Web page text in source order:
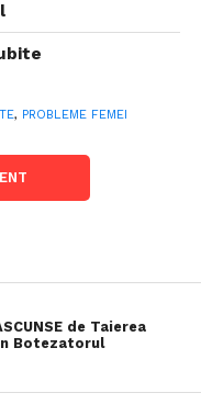
, PROBLEME FEMEI
de Taierea
Botezatorul